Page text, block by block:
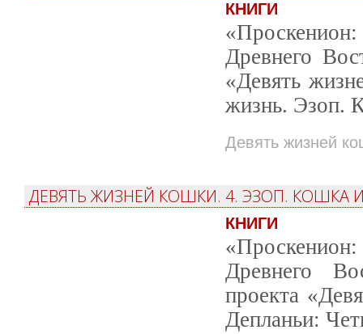
КНИГИ
Древнего
«Девять
жизнь. Эзоп.
Девять жизней
ДЕВЯТЬ ЖИЗНЕЙ КОШКИ. 4. ЭЗОП. КОШКА
КНИГИ
Древнего
проекта
Депланьи: